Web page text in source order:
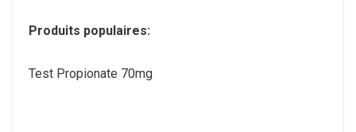
Produits populaires:
Test Propionate 70mg